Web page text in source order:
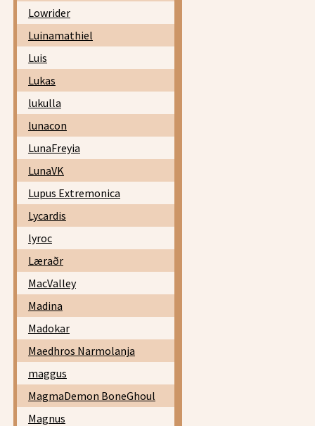
Lowrider
Luinamathiel
Luis
Lukas
lukulla
lunacon
LunaFreyia
LunaVK
Lupus Extremonica
Lycardis
lyroc
Læraðr
MacValley
Madina
Madokar
Maedhros Narmolanja
maggus
MagmaDemon BoneGhoul
Magnus